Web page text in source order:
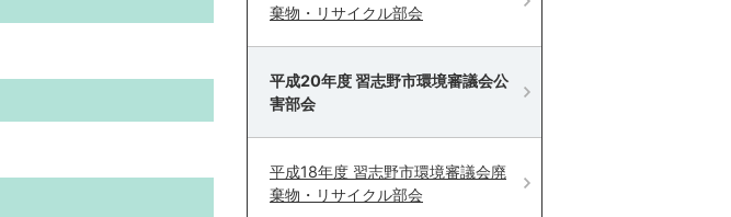
棄物・リサイクル部会
平成20年度 習志野市環境審議会公
害部会
平成18年度 習志野市環境審議会廃
棄物・リサイクル部会